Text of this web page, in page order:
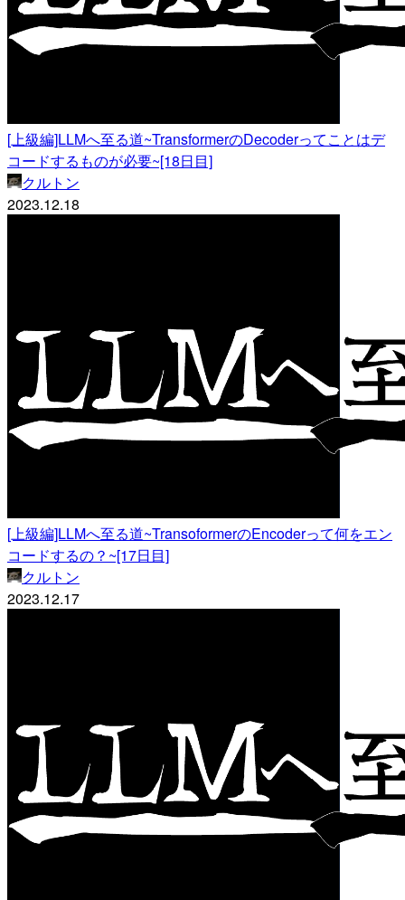
[上級編]LLMへ至る道~TransformerのDecoderってことはデ
コードするものが必要~[18日目]
クルトン
2023.12.18
[上級編]LLMへ至る道~TransoformerのEncoderって何をエン
コードするの？~[17日目]
クルトン
2023.12.17